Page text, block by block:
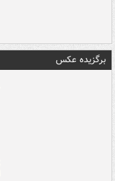
برگزیده عکس